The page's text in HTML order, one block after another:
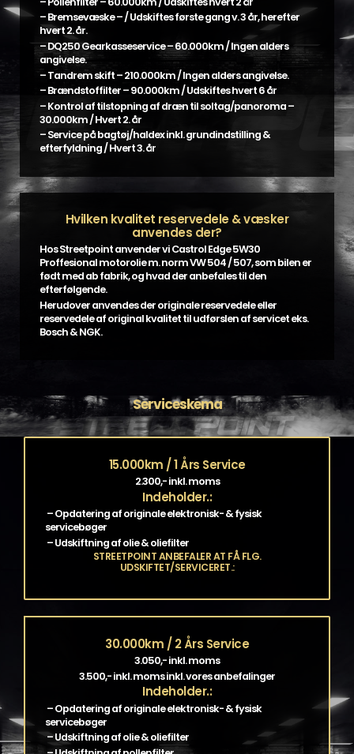
– Bremsevæske – / Udskiftes første gang v. 3 år, herefter
hvert 2. år.
– DQ250 Gearkasseservice – 60.000km / Ingen alders
angivelse.
– Tandrem skift – 210.000km / Ingen alders angivelse.
– Brændstoffilter – 90.000km / Udskiftes hvert 6 år
– Kontrol af tilstopning af dræn til soltag/panoroma –
30.000km / Hvert 2. år
– Service på bagtøj/haldex inkl. grundindstilling &
efterfyldning / Hvert 3. år
Hvilken kvalitet reservedele & væsker
anvendes der?
Hos Streetpoint anvender vi Castrol Edge 5W30
Proffesional motorolie m. norm VW 504 / 507, som bilen er
født med ab fabrik, og hvad der anbefales til den
efterfølgende.
Herudover anvendes der originale reservedele eller
reservedele af original kvalitet til udførslen af servicet eks.
Bosch & NGK.
Serviceskema
15.000km / 1 Års Service
2.300,- inkl. moms
Indeholder.:
– Opdatering af originale elektronisk- & fysisk
servicebøger
– Udskiftning af olie & oliefilter
STREETPOINT ANBEFALER AT FÅ FLG.
UDSKIFTET/SERVICERET.:
30.000km / 2 Års Service
3.050,- inkl. moms
3.500,- inkl. moms inkl. vores anbefalinger
Indeholder.:
– Opdatering af originale elektronisk- & fysisk
servicebøger
– Udskiftning af olie & oliefilter